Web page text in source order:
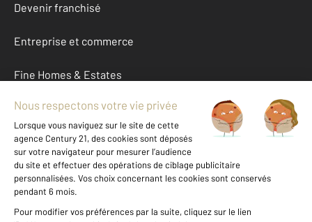
Devenir franchisé
Entreprise et commerce
Fine Homes & Estates
À propos
International
Nous contacter